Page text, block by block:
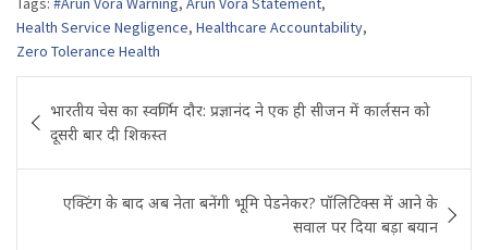
Health Service Negligence, Healthcare Accountability,
Zero Tolerance Health
navigation
भारतीय चेस का स्वर्णिम दौर: प्रज्ञानंद ने एक ही सीजन में कार्लसन को
दूसरी बार दी शिकस्त
एक्टिंग के बाद अब नेता बनेंगी भूमि पेडनेकर? पॉलिटिक्स में आने के
सवाल पर दिया बड़ा बयान